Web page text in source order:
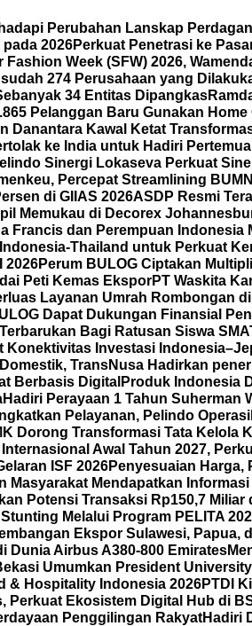
Perubahan Lanskap
2026Perkuat Penetrasi ke
Fashion Week (SFW) 2026,
274 Perusahaan yang
34 Entitas Dipangkas
Pelanggan Baru Gunakan
Danantara Kawal Ketat
ke India untuk Hadiri
Sinergi Lokaseva Perkuat
Percepat Streamlining BUMN
di GIIAS 2026ASDP Resmi
Memukau di Decorex
Francis dan Perempuan Indonesia
Thailand untuk Perkuat
2026Perum BULOG Ciptakan
Peti Kemas EksporPT Waskita
Layanan Umrah Rombongan
Dapat Dukungan Finansial
Bagi Ratusan Siswa SMA
Investasi
TransNusa Hadirkan
Berbasis Digital Produk Indonesia
Hadiri Perayaan 1 Tahun Suherman
Pelayanan, Pelindo
Dorong Transformasi Tata
Awal Tahun 2027,
ISF 2026Penyesuaian Harga,
Masyarakat Mendapatkan Informasi
Potensi Transaksi Rp150,7
Melalui Program PELITA
Ekspor Sulawesi, Papua,
Dunia Airbus A380-800 Emirates
Umumkan President
& Hospitality Indonesia 2026PTDI
Ekosistem Digital Hub di
Penggilingan RakyatHadiri